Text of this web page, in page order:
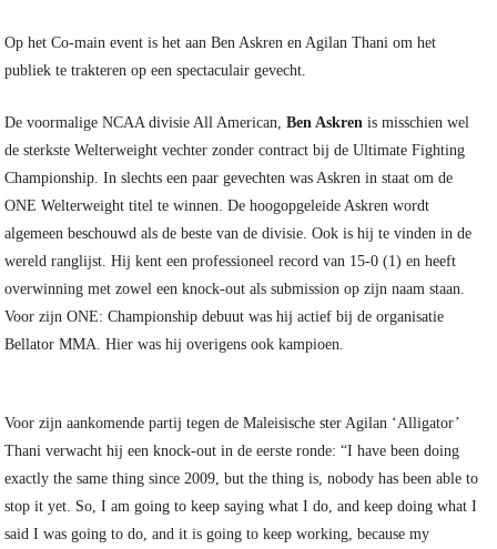
Op het Co-main event is het aan Ben Askren en Agilan Thani om het
publiek te trakteren op een spectaculair gevecht.
De voormalige NCAA divisie All American,Ben Askren is misschien wel
de sterkste Welterweight vechter zonder contract bij de Ultimate Fighting
Championship. In slechts een paar gevechten was Askren in staat om de
ONE Welterweight titel te winnen. De hoogopgeleide Askren wordt
algemeen beschouwd als de beste van de divisie. Ook is hij te vinden in de
wereld ranglijst. Hij kent een professioneel record van 15-0 (1) en heeft
overwinning met zowel een knock-out als submission op zijn naam staan.
Voor zijn ONE: Championship debuut was hij actief bij de organisatie
Bellator MMA. Hier was hij overigens ook kampioen.
Voor zijn aankomende partij tegen de Maleisische ster Agilan ‘Alligator’
Thani verwacht hij een knock-out in de eerste ronde: “I have been doing
exactly the same thing since 2009, but the thing is, nobody has been able to
stop it yet. So, I am going to keep saying what I do, and keep doing what I
said I was going to do, and it is going to keep working, because my